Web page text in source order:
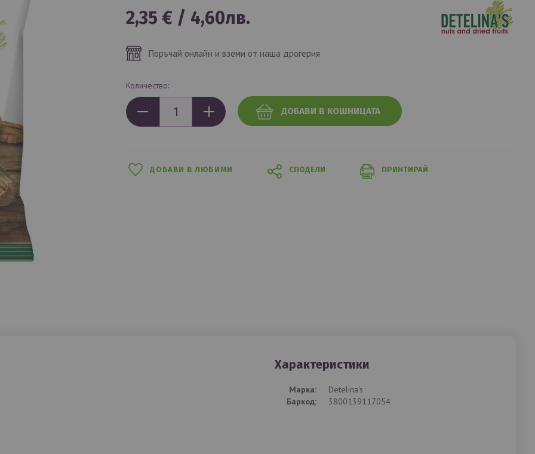
2,35 € / 4,60лв.
Поръчай онлайн и вземи от наша дрогерия
Количество:
ДОБАВИ В КОШНИЦАТА
ДОБАВИ В ЛЮБИМИ СПОДЕЛИ ПРИНТИРАЙ
Характеристики
Mарка:
Detelina's
Баркод:
3800139117054